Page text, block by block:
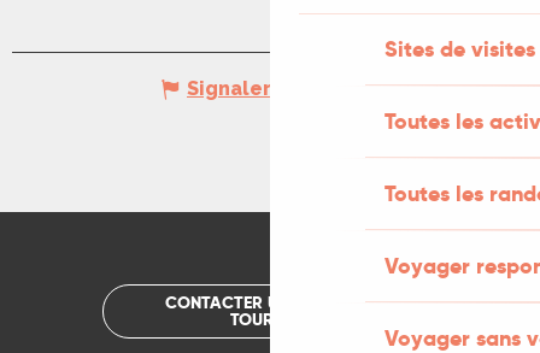
Sites de visites
Toutes les
Toutes les
Voyager
Voyager sans
Signaler une erreur
CONTACTER UN OFFICE DE
TOURISME